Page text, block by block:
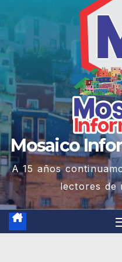
Mosaico
A 15 años
lectores de